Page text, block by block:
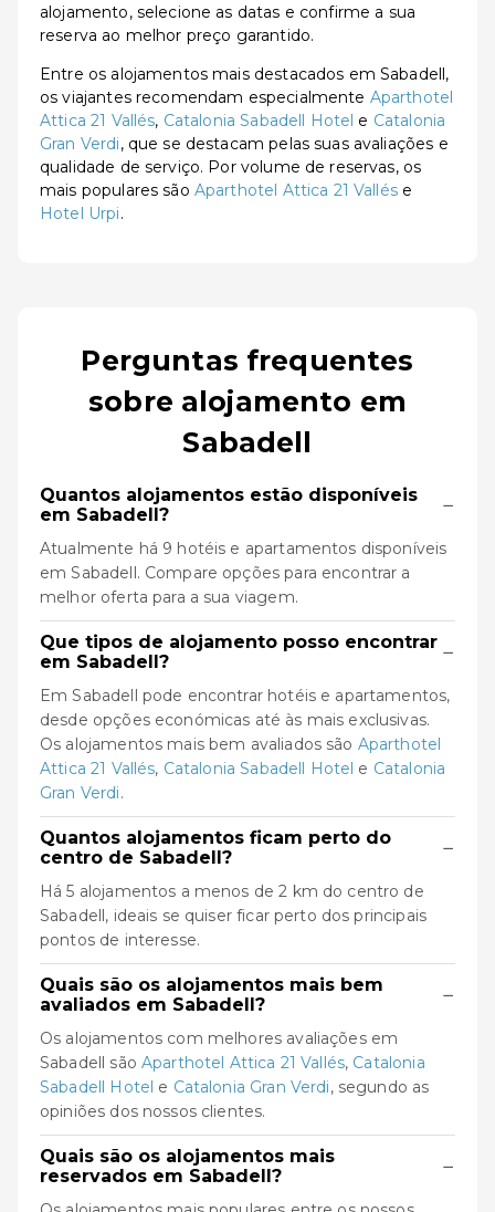
alojamento, selecione as datas e confirme a sua
reserva ao melhor preço garantido.
Entre os alojamentos mais destacados em Sabadell,
os viajantes recomendam especialmente Aparthotel
Attica 21 Vallés, Catalonia Sabadell Hotel e Catalonia
Gran Verdi, que se destacam pelas suas avaliações e
qualidade de serviço. Por volume de reservas, os
mais populares são Aparthotel Attica 21 Vallése
Hotel Urpi.
Perguntas frequentes
sobre alojamento em
Sabadell
Quantos alojamentos estão disponíveis
em Sabadell?
−
Atualmente há 9 hotéis e apartamentos disponíveis
em Sabadell. Compare opções para encontrar a
melhor oferta para a sua viagem.
Que tipos de alojamento posso encontrar
em Sabadell?
−
Em Sabadell pode encontrar hotéis e apartamentos,
desde opções económicas até às mais exclusivas.
Os alojamentos mais bem avaliados são Aparthotel
Attica 21 Vallés, Catalonia Sabadell Hotel e Catalonia
Gran Verdi.
Quantos alojamentos ficam perto do
centro de Sabadell?
−
Há 5 alojamentos a menos de 2 km do centro de
Sabadell, ideais se quiser ficar perto dos principais
pontos de interesse.
Quais são os alojamentos mais bem
avaliados em Sabadell?
−
Os alojamentos com melhores avaliações em
Sabadell são Aparthotel Attica 21 Vallés, Catalonia
Sabadell Hotel e Catalonia Gran Verdi, segundo as
opiniões dos nossos clientes.
Quais são os alojamentos mais
reservados em Sabadell?
−